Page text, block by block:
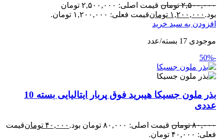
۲,۵۰۰,۰۰۰ تومان
قیمت اصلی: ۲,۵۰۰,۰۰۰ تومان
بود. ۱,۲۰۰,۰۰۰ تومانقیمت فعلی: ۱,۲۰۰,۰۰۰ تومان.
افزودن به سبد خرید
موجودی 17 بسته/عدد
-50%
بذر ملون جسیکا هیبرید فوق پربار ایتالیایی بسته 10
عددی
۸۰,۰۰۰ تومان قیمت اصلی: ۸۰,۰۰۰ تومان بود. ۴۰,۰۰۰ تومانقیمت
فعلی: ۴۰,۰۰۰ تومان.